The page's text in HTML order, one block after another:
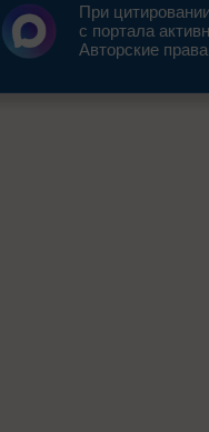
При
с портала
Авторские